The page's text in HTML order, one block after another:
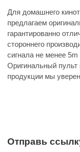
Для домашнего
предлагаем
гарантированно
стороннего
сигнала не менее
Оригинальный
продукции мы
Отправь